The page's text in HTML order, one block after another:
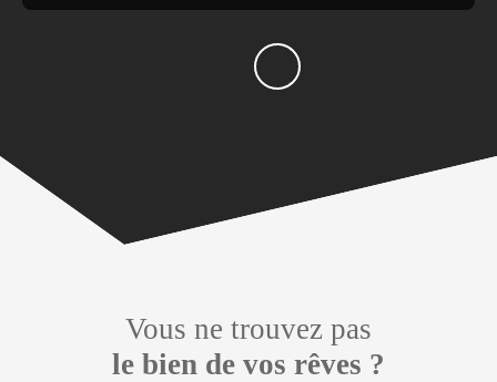
Vous ne trouvez pas
le bien de vos rêves ?